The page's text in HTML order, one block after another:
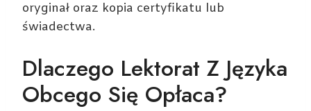
oryginał oraz kopia certyfikatu lub
świadectwa.
Dlaczego Lektorat Z Języka
Obcego Się Opłaca?